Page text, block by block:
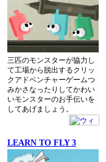
三匹のモンスターが協力し
て工場から脱出するクリッ
クアドベンチャーゲームつ
みかさなったりしてかわい
いモンスターのお手伝いを
してあげましょう。
LEARN TO FLY 3